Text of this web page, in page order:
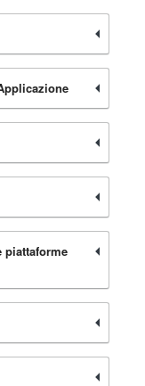
piattaforme